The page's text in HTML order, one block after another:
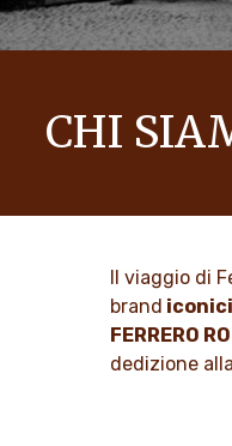
CHI
SCOPRI DI PIÙ
Il viaggio di
brand iconici
FERRERO
dedizione